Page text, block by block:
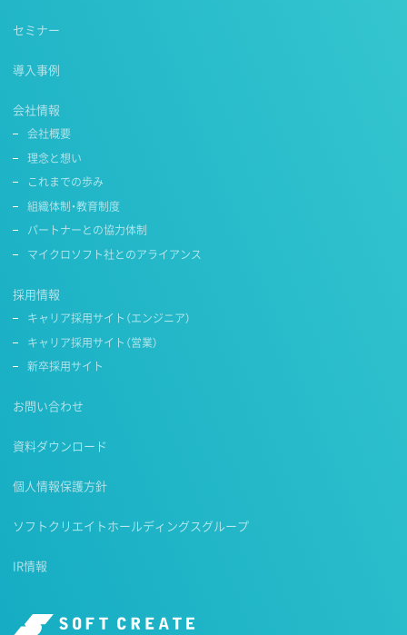
セミナー
導入事例
会社情報
会社概要
理念と想い
これまでの歩み
組織体制・教育制度
パートナーとの協力体制
マイクロソフト社とのアライアンス
採用情報
キャリア採用サイト（エンジニア）
キャリア採用サイト（営業）
新卒採用サイト
お問い合わせ
資料ダウンロード
個人情報保護方針
ソフトクリエイトホールディングスグループ
IR情報